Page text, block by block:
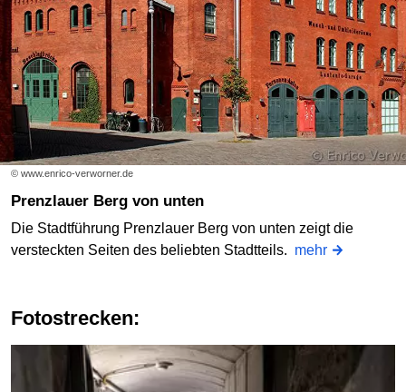
© www.enrico-verworner.de
Prenzlauer Berg von unten
Die Stadtführung Prenzlauer Berg von unten zeigt die
versteckten Seiten des beliebten Stadtteils. mehr
Fotostrecken: